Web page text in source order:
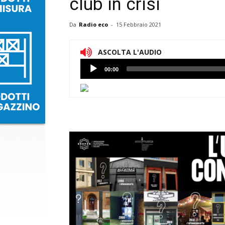
club in crisi
Da Radio eco - 15 Febbraio 2021
ASCOLTA L'AUDIO
Lettore
Audio
00:00